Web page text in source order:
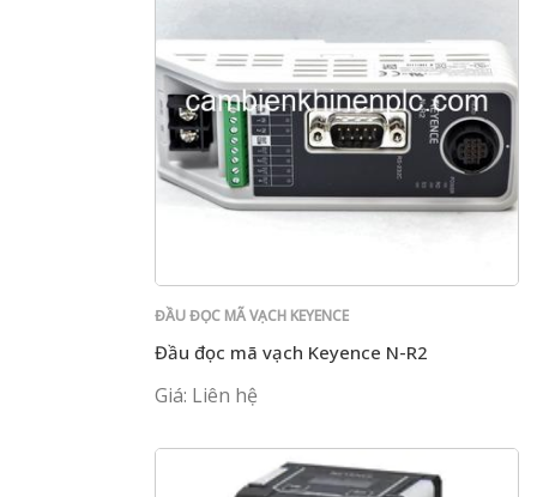
ĐẦU ĐỌC MÃ VẠCH KEYENCE
Đầu đọc mã vạch Keyence N-R2
Giá: Liên hệ